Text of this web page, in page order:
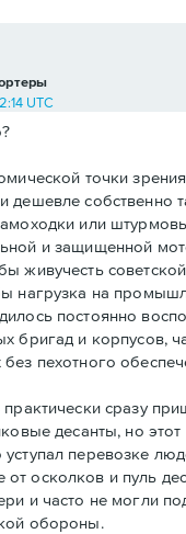
UTC
точки
дешевле собственно
или
и защищенной
живучесть
нагрузка на
постоянно
бригад и корпусов,
пехотного
практически сразу
десанты, но
уступал перевозке
осколков и пуль
и часто не могли
обороны.